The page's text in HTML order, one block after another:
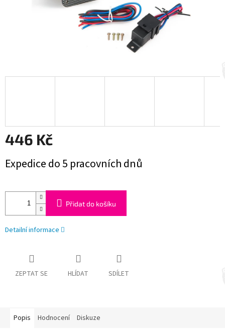
446 Kč
cena:
Expedice do 5 pracovních dnů
Přidat do košíku
Detailní informace
ZEPTAT SE HLÍDAT SDÍLET
Popis Hodnocení Diskuze